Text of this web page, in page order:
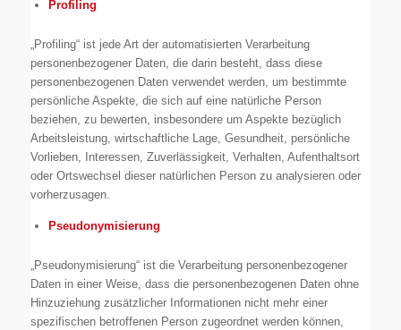
Profiling
„Profiling“ ist jede Art der automatisierten Verarbeitung
personenbezogener Daten, die darin besteht, dass diese
personenbezogenen Daten verwendet werden, um bestimmte
persönliche Aspekte, die sich auf eine natürliche Person
beziehen, zu bewerten, insbesondere um Aspekte bezüglich
Arbeitsleistung, wirtschaftliche Lage, Gesundheit, persönliche
Vorlieben, Interessen, Zuverlässigkeit, Verhalten, Aufenthaltsort
oder Ortswechsel dieser natürlichen Person zu analysieren oder
vorherzusagen.
Pseudonymisierung
„Pseudonymisierung“ ist die Verarbeitung personenbezogener
Daten in einer Weise, dass die personenbezogenen Daten ohne
Hinzuziehung zusätzlicher Informationen nicht mehr einer
spezifischen betroffenen Person zugeordnet werden können,